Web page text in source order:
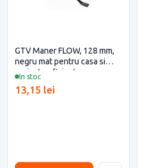
In stoc
GTV Maner FLOW, 128 mm,
negru mat pentru casa si
proiecte eficiente
13,15 lei